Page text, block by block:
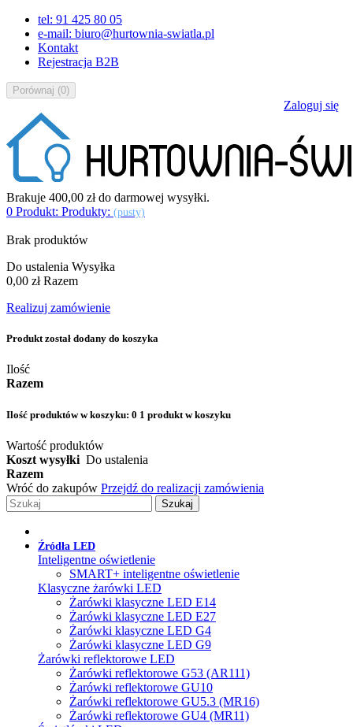
tel: 91 425 80 05
e-mail: biuro@hurtownia-swiatla.pl
Kontakt
Rejestracja B2B
Porównaj (0)
Zaloguj się
Brakuje 400,00 złdo darmowej wysyłki.
0 Produkt: Produkty: (pusty)
Brak produktów
Do ustalenia Wysyłka
0,00 zł Razem
Realizuj zamówienie
Produkt został dodany do koszyka
Ilość
Razem
Ilość produktów w koszyku: 0 1 produkt w koszyku
Wartość produktów
Koszt wysyłki Do ustalenia
Razem
Wróć do zakupów Przejdź do realizacji zamówienia
Szukaj
Źródła LED
Inteligentne oświetlenie
SMART+ inteligentne oświetlenie
Klasyczne żarówki LED
Żarówki klasyczne LED E14
Żarówki klasyczne LED E27
Żarówki klasyczne LED G4
Żarówki klasyczne LED G9
Żarówki reflektorowe LED
Żarówki reflektorowe G53 (AR111)
Żarówki reflektorowe GU10
Żarówki reflektorowe GU5.3 (MR16)
Żarówki reflektorowe GU4 (MR11)